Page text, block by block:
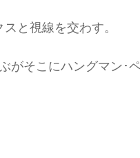
と視線を交わす。
がそこにハングマン･